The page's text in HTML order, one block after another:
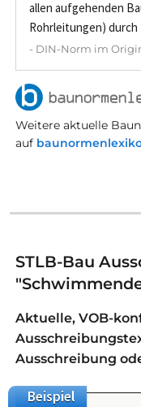
allen aufgehenden
Rohrleitungen) durch
- DIN-Norm im
Weitere aktuelle
auf
STLB-Bau
Aktuelle, VOB-
Ausschreibung
Beispiel